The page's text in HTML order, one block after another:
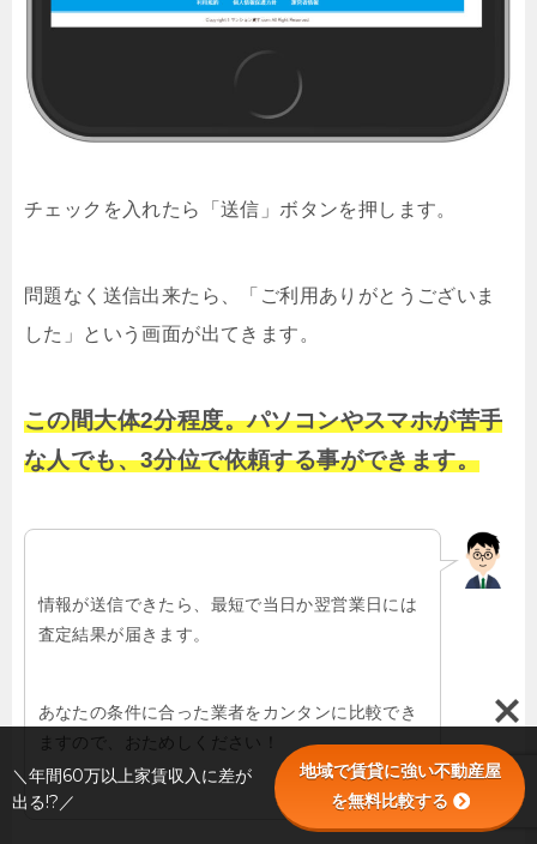
チェックを入れたら「送信」ボタンを押します。
問題なく送信出来たら、「ご利用ありがとうございま
した」という画面が出てきます。
この間大体2分程度。パソコンやスマホが苦手
な人でも、3分位で依頼する事ができます。
情報が送信できたら、最短で当日か翌営業日には
査定結果が届きます。
あなたの条件に合った業者をカンタンに比較でき
ますので、おためしください！
＼年間60万以上家賃収入に差が
出る!?／
地域で賃貸に強い不動産屋
を無料比較する